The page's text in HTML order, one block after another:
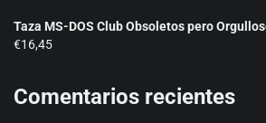
precios:
€20,50
Taza MS-DOS Club Obsoletos pero
€16,45
Comentarios recientes